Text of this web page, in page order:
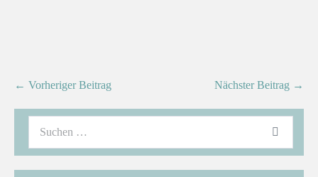
← Vorheriger Beitrag Nächster Beitrag →